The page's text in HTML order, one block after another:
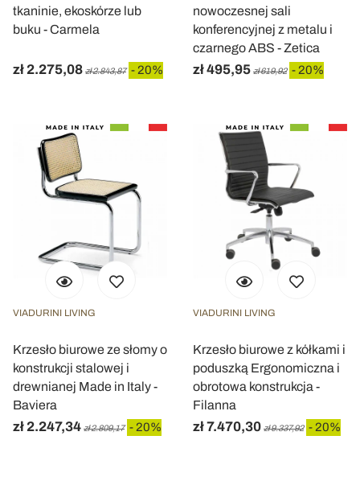
tkaninie, ekoskórze lub
buku - Carmela
zł 2.275,08 zł 2.843,87 - 20%
nowoczesnej sali
konferencyjnej z metalu i
czarnego ABS - Zetica
zł 495,95 zł 619,92 - 20%
VIADURINI LIVING
Krzesło biurowe ze słomy o
konstrukcji stalowej i
drewnianej Made in Italy -
Baviera
zł 2.247,34 zł 2.809,17 - 20%
VIADURINI LIVING
Krzesło biurowe z kółkami i
poduszką Ergonomiczna i
obrotowa konstrukcja -
Filanna
zł 7.470,30 zł 9.337,92 - 20%